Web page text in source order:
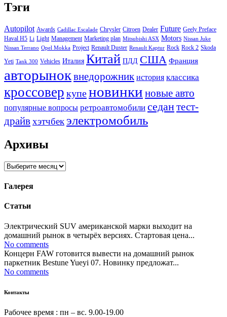
Тэги
Autopilot Awards Cadillac Escalade Chrysler Citroen Dealer Future Geely Preface
Haval H5 Li Light Management Marketing plan Mitsubishi ASX Motors Nissan Juke
Nissan Terrano Opel Mokka Project Renault Duster Renault Kaptur Rock Rock 2 Skoda
Yeti Tank 300 Vehicles Италия Китай ПДД США Франция
авторыноквнедорожник история классика
кроссовер купеновинки новые авто
популярные вопросы ретроавтомобили седантест-
драйвхэтчбек электромобиль
Архивы
Архивы
Галерея
Статьи
Электрический SUV американской марки выходит на
домашний рынок в четырёх версиях. Стартовая цена...
No comments
Концерн FAW готовится вывести на домашний рынок
паркетник Bestune Yueyi 07. Новинку предложат...
No comments
Контакты
Рабочее время : пн – вс. 9.00-19.00